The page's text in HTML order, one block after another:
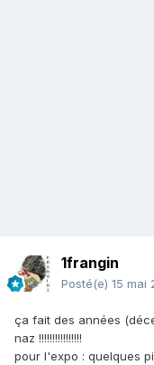
1frangin
Posté(e) 15 mai
ça fait des années
naz !!!!!!!!!!!!!!!!
pour l'expo : quelques